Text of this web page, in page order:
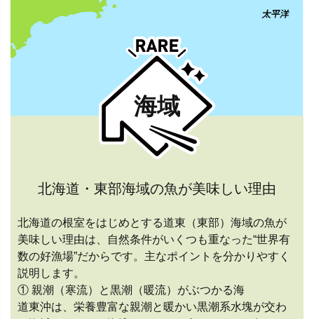
海域
北海道・東部海域の魚が美味しい理由
北海道の根室をはじめとする道東（東部）海域の魚が
美味しい理由は、自然条件がいくつも重なった“世界有
数の好漁場”だからです。主なポイントを分かりやすく
説明します。
① 親潮（寒流）と黒潮（暖流）がぶつかる海
道東沖は、栄養豊富な親潮と暖かい黒潮系水塊が交わ